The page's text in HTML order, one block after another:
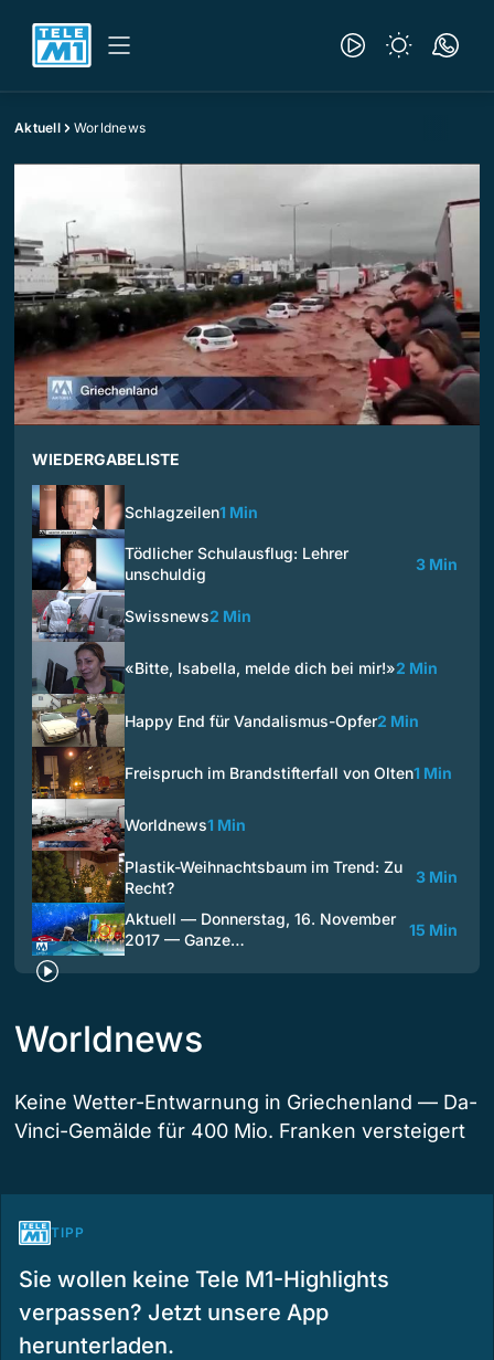
Aktuell Worldnews
WIEDERGABELISTE
Schlagzeilen1 Min
Tödlicher Schulausflug: Lehrer
unschuldig
3 Min
Swissnews2 Min
«Bitte, Isabella, melde dich bei mir!»2 Min
Happy End für Vandalismus-Opfer2 Min
Freispruch im Brandstifterfall von Olten1 Min
Worldnews1 Min
Plastik-Weihnachtsbaum im Trend: Zu
Recht?
3 Min
Aktuell — Donnerstag, 16. November
2017 — Ganze…
15 Min
Worldnews
Keine Wetter-Entwarnung in Griechenland — Da-
Vinci-Gemälde für 400 Mio. Franken versteigert
TIPP
Sie wollen keine Tele M1-Highlights
verpassen? Jetzt unsere App
herunterladen.